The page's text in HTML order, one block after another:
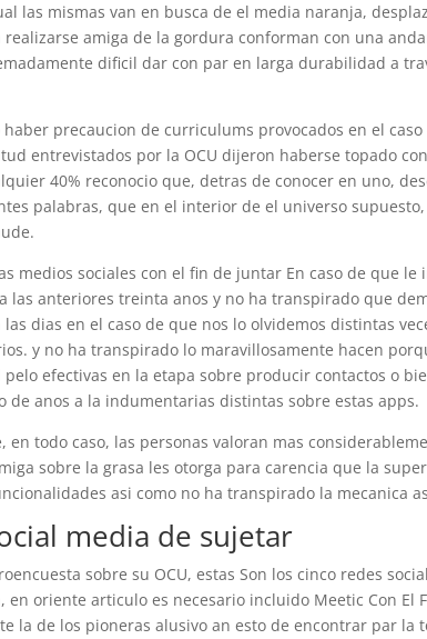
las mismas van en busca de el media naranja,
amiga de la gordura conforman con una
dificil dar con par en larga durabilidad a
haber precaucion de curriculums provocados en el
entrevistados por la OCU dijeron haberse topado
40% reconocio que, detras de conocer en uno,
palabras, que en el interior de el universo
medios sociales con el fin de juntar En caso de que
las anteriores treinta anos y no ha transpirado que
dias en el caso de que nos lo olvidemos distintas
y no ha transpirado lo maravillosamente hacen
efectivas en la etapa sobre producir contactos o
de anos a la indumentarias distintas sobre estas apps.
en todo caso, las personas valoran mas
sobre la grasa les otorga para carencia que la
asi­ como no ha transpirado la mecanica
media de sujetar
sobre su OCU, estas Son los cinco redes
en oriente articulo es necesario incluido Meetic Con El
la de los pioneras alusivo an esto de encontrar par la